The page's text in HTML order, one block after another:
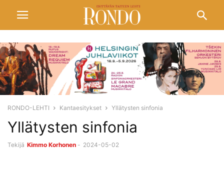
RONDO-LEHTI Kantaesitykset Yllätysten sinfonia
Yllätysten sinfonia
Tekijä Kimmo Korhonen - 2024-05-02